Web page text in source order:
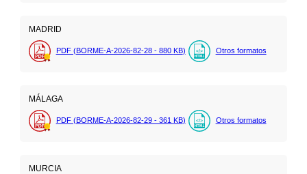
MADRID
PDF (BORME-A-2026-82-28 - 880 KB) Otros formatos
MÁLAGA
PDF (BORME-A-2026-82-29 - 361 KB) Otros formatos
MURCIA